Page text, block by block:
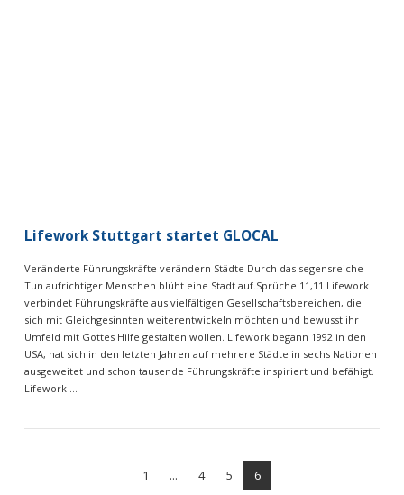
Lifework Stuttgart startet GLOCAL
Veränderte Führungskräfte verändern Städte Durch das segensreiche
Tun aufrichtiger Menschen blüht eine Stadt auf.Sprüche 11,11 Lifework
verbindet Führungskräfte aus vielfältigen Gesellschaftsbereichen, die
sich mit Gleichgesinnten weiterentwickeln möchten und bewusst ihr
Umfeld mit Gottes Hilfe gestalten wollen. Lifework begann 1992 in den
USA, hat sich in den letzten Jahren auf mehrere Städte in sechs Nationen
ausgeweitet und schon tausende Führungskräfte inspiriert und befähigt.
Lifework …
1 ... 4 5 6